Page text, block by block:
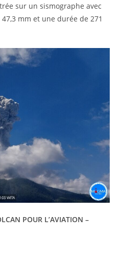
sur un sismographe avec
mm et une durée de 271
POUR L’AVIATION –